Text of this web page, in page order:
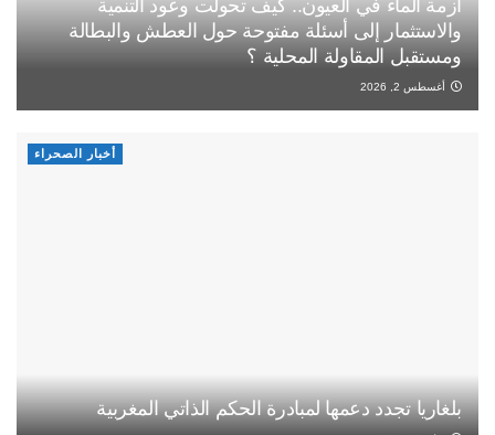
أزمة الماء في العيون.. كيف تحولت وعود التنمية
والاستثمار إلى أسئلة مفتوحة حول العطش والبطالة
ومستقبل المقاولة المحلية ؟
أغسطس 2, 2026
أخبار الصحراء
بلغاريا تجدد دعمها لمبادرة الحكم الذاتي المغربية